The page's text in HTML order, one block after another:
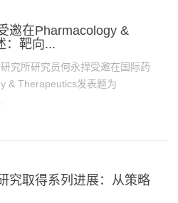
邀在Pharmacology &
：靶向...
究所研究员何永捍受邀在国际药
& Therapeutics发表题为
究取得系列进展：从策略